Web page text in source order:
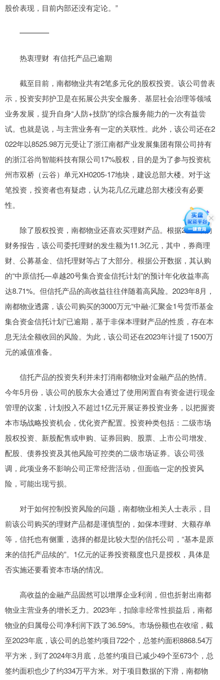
股价表现，目前内部还没有定论。”
━━━━
热衷理财 有信托产品已逾期
截至目前，南都物业共有2笔多元化的股权投资。该公司曾表
示，投资安邦护卫是在拓展公共安全服务、基层社会治理等领域
业务发展，提升自身“人防+技防”的综合服务能力的一次有益尝
试。也就是说，与主营业务有一定的关联性。此外，该公司还在2
022年以8525.98万元受让了浙江南都产业发展集团有限公司持有
的浙江谷尚智能科技有限公司17%股权，目的是为了参与投资杭
州市双桥（云谷）单元XH0205-17地块，建设总部大楼。对于这
笔投资，投资者也有疑虑，认为花几亿元建总部大楼没有必要
性。
除了股权投资，南都物业还喜欢买理财产品。根据2023年的
财务报告，该公司委托理财的发生额为11.3亿元，其中，券商理
财、公募基金、信托理财等占了大部分。根据公开数据，其认购
的“中原信托—卓越20号集合资金信托计划”的预计年化收益率高
达8.71%。但信托产品的高收益往往伴随着高风险。2023年8月，
南都物业透露，该公司购买的3000万元“中融-汇聚金1号货币基金
集合资金信托计划”已逾期，基于非保本理财产品的性质，存在本
息无法全额收回的风险。为此，该公司还在2023年计提了1500万
元的减值准备。
信托产品的投资失利并未打消南都物业对金融产品的热情。
今年5月份，该公司的股东大会通过了使用闲置自有资金进行现金
管理的议案，计划投入不超过1亿元开展证券投资业务，以把握资
本市场战略投资机会，优化资产配置。投资种类包括：二级市场
股权投资、新股配售或申购、证券回购、股票、上市公司增发、
配股、债券投资及其他风险可控类的二级市场证券。该公司强
调，此项业务不影响公司正常经营活动，但面临一定的投资风
险，可能出现亏损。
对于如何控制投资风险的问题，南都物业相关人士表示，目
前该公司购买的理财产品都是谨慎型的，如保本理财、大额存单
等，信托也有侧重，选择的都是比较大型的信托公司，“基本是原
来的信托产品续的”。1亿元的证券投资额度也只是授权，具体是
否实施还要看资本市场的情况。
高收益的金融产品固然可以增厚企业利润，但也折射出南都
物业主营业务的增长乏力。2023年，扣除非经常性损益后，南都
物业的归属母公司净利润下跌了36.59%。市场份额也在收缩，截
至2023年底，该公司的总签约项目722个，总签约面积8868.54万
平方米，到了2024年3月底，总签约项目已减少49个至673个，总
签约面积也少了约334万平方米。对于项目数据的下滑，南都物